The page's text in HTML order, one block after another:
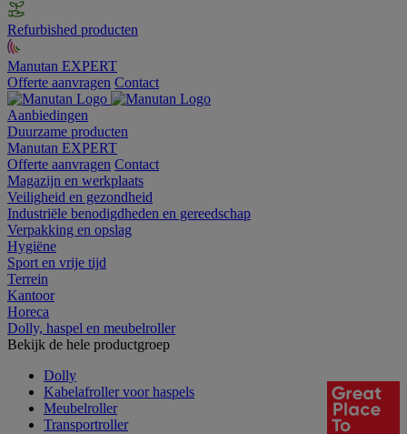
Refurbished producten
Manutan EXPERT
Offerte aanvragen Contact
Aanbiedingen
Duurzame producten
Manutan EXPERT
Offerte aanvragen Contact
Magazijn en werkplaats
Veiligheid en gezondheid
Industriële benodigdheden en gereedschap
Verpakking en opslag
Hygiëne
Sport en vrije tijd
Terrein
Kantoor
Horeca
Dolly, haspel en meubelroller
Bekijk de hele productgroep
Dolly
Kabelafroller voor haspels
Meubelroller
Transportroller